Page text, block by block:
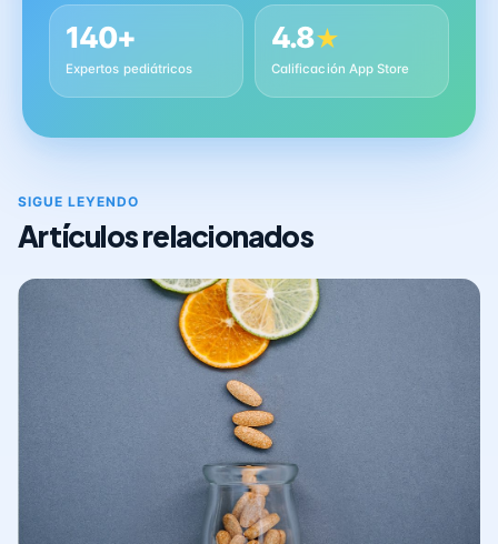
140+
Expertos pediátricos
4.8★
Calificación App Store
SIGUE LEYENDO
Artículos relacionados